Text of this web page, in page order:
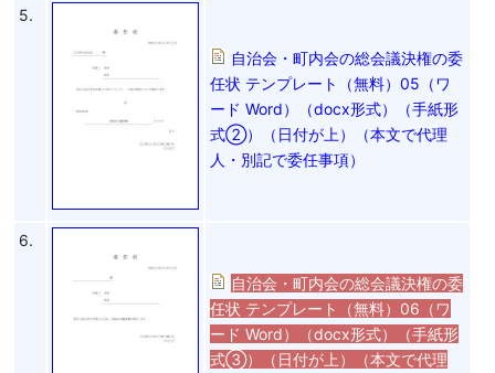
5.
自治会・町内会の総会議決権の委
任状 テンプレート（無料）05（ワ
ード Word）（docx形式）（手紙形
式②）（日付が上）（本文で代理
人・別記で委任事項）
6.
自治会・町内会の総会議決権の委
任状 テンプレート（無料）06（ワ
ード Word）（docx形式）（手紙形
式③）（日付が上）（本文で代理